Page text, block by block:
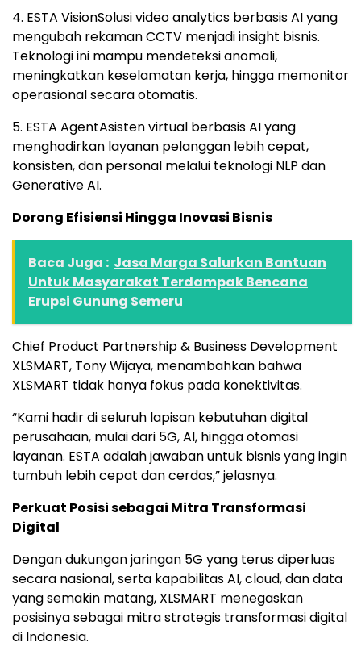
4. ESTA VisionSolusi video analytics berbasis AI yang
mengubah rekaman CCTV menjadi insight bisnis.
Teknologi ini mampu mendeteksi anomali,
meningkatkan keselamatan kerja, hingga memonitor
operasional secara otomatis.
5. ESTA AgentAsisten virtual berbasis AI yang
menghadirkan layanan pelanggan lebih cepat,
konsisten, dan personal melalui teknologi NLP dan
Generative AI.
Dorong Efisiensi Hingga Inovasi Bisnis
Baca Juga : Jasa Marga Salurkan Bantuan
Untuk Masyarakat Terdampak Bencana
Erupsi Gunung Semeru
Chief Product Partnership & Business Development
XLSMART, Tony Wijaya, menambahkan bahwa
XLSMART tidak hanya fokus pada konektivitas.
“Kami hadir di seluruh lapisan kebutuhan digital
perusahaan, mulai dari 5G, AI, hingga otomasi
layanan. ESTA adalah jawaban untuk bisnis yang ingin
tumbuh lebih cepat dan cerdas,” jelasnya.
Perkuat Posisi sebagai Mitra Transformasi
Digital
Dengan dukungan jaringan 5G yang terus diperluas
secara nasional, serta kapabilitas AI, cloud, dan data
yang semakin matang, XLSMART menegaskan
posisinya sebagai mitra strategis transformasi digital
di Indonesia.